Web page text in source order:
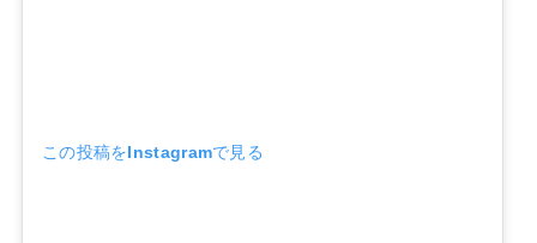
この投稿をInstagramで見る